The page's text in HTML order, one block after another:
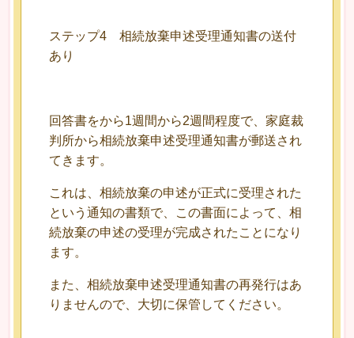
ステップ4 相続放棄申述受理通知書の送付
あり
回答書をから1週間から2週間程度で、家庭裁
判所から相続放棄申述受理通知書が郵送され
てきます。
これは、相続放棄の申述が正式に受理された
という通知の書類で、この書面によって、相
続放棄の申述の受理が完成されたことになり
ます。
また、相続放棄申述受理通知書の再発行はあ
りませんので、大切に保管してください。